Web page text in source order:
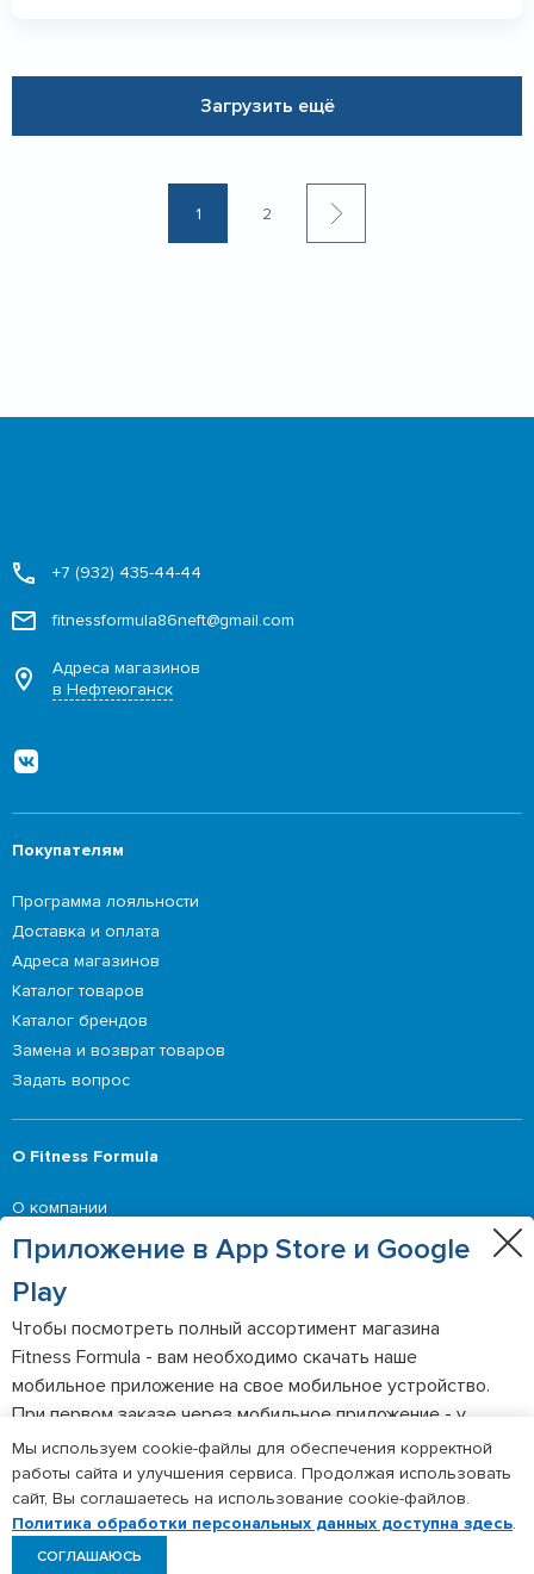
Загрузить ещё
1 2
+7 (932) 435-44-44
fitnessformula86neft@gmail.com
Адреса магазинов
в Нефтеюганск
Покупателям
Программа лояльности
Доставка и оплата
Адреса магазинов
Каталог товаров
Каталог брендов
Замена и возврат товаров
Задать вопрос
О Fitness Formula
О компании
Приглашение делать оферты
Контакты
Выгодные предложения
Акции
©2026 Fitness Formula
Политика обработки персональных данных
Приложение в App Store и Google
Play
Чтобы посмотреть полный ассортимент магазина
Fitness Formula - вам необходимо скачать наше
мобильное приложение на свое мобильное устройство.
При первом заказе через мобильное приложение - у
вас будет персональная скидка 20% по промокоду
APP20.
Мы используем cookie-файлы для обеспечения корректной
работы сайта и улучшения сервиса. Продолжая использовать
сайт, Вы соглашаетесь на использование cookie-файлов.
Политика обработки персональных данных доступна здесь.
СОГЛАШАЮСЬ